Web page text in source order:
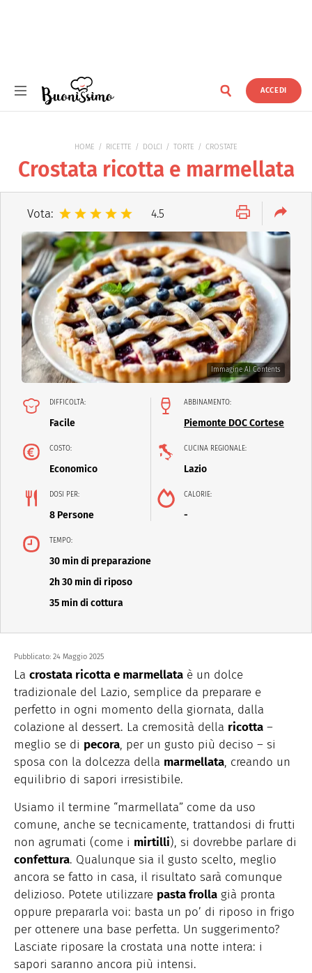
ACCEDI
HOME RICETTE DOLCI TORTE CROSTATE
Crostata ricotta e marmellata
Vota: 4.5
Immagine AI Contents
DIFFICOLTÀ:
Facile
ABBINAMENTO:
Piemonte DOC Cortese
COSTO:
Economico
CUCINA REGIONALE:
Lazio
DOSI PER:
8 Persone
CALORIE:
-
TEMPO:
30 min di preparazione
2h 30 min di riposo
35 min di cottura
Pubblicato: 24 Maggio 2025
La crostata ricotta e marmellata è un dolce
tradizionale del Lazio, semplice da preparare e
perfetto in ogni momento della giornata, dalla
colazione al dessert. La cremosità della ricotta –
meglio se di pecora, per un gusto più deciso – si
sposa con la dolcezza della marmellata, creando un
equilibrio di sapori irresistibile.
Usiamo il termine “marmellata” come da uso
comune, anche se tecnicamente, trattandosi di frutti
non agrumati (come i mirtilli), si dovrebbe parlare di
confettura. Qualunque sia il gusto scelto, meglio
ancora se fatto in casa, il risultato sarà comunque
delizioso. Potete utilizzare pasta frolla già pronta
oppure prepararla voi: basta un po’ di riposo in frigo
per ottenere una base perfetta. Un suggerimento?
Lasciate riposare la crostata una notte intera: i
sapori saranno ancora più intensi.